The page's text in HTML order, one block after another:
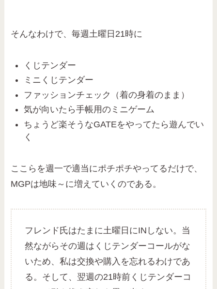
そんなわけで、毎週土曜日21時に
くじテンダー
ミニくじテンダー
ファッションチェック（着の身着のまま）
気が向いたら手帳用のミニゲーム
ちょうど楽そうなGATEをやってたら遊んでい
く
ここらを週一で適当にポチポチやってるだけで、
MGPは地味～に増えていくのである。
フレンド氏はたまに土曜日にINしない。当
然ながらその週はくじテンダーコールがな
いため、私は交換や購入を忘れるわけであ
る。そして、翌週の21時前くじテンダーコ